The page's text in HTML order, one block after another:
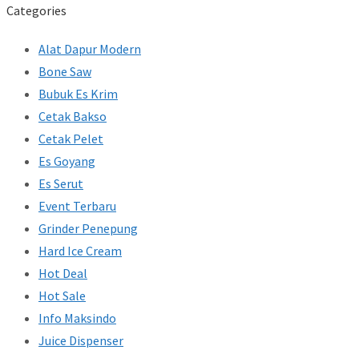
Categories
Alat Dapur Modern
Bone Saw
Bubuk Es Krim
Cetak Bakso
Cetak Pelet
Es Goyang
Es Serut
Event Terbaru
Grinder Penepung
Hard Ice Cream
Hot Deal
Hot Sale
Info Maksindo
Juice Dispenser